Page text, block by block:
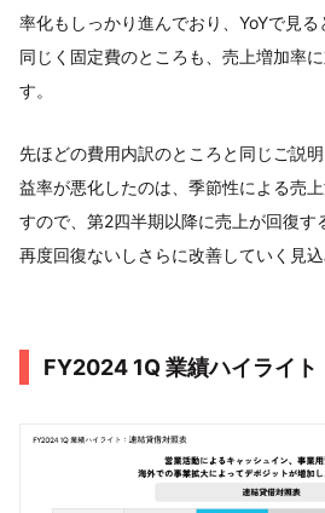
率化もしっかり進んでおり、YoYで見る
同じく固定費のところも、売上増加率
す。
先ほどの費用内訳のところと同じご説
益率が悪化したのは、季節性による売
すので、第2四半期以降に売上が回復す
再度回復ないしさらに改善していく見込
FY2024 1Q 業績ハイライト